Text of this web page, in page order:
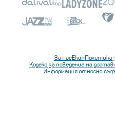
За насЕкипПолитика
Кодекс за поведение на
Информация относно